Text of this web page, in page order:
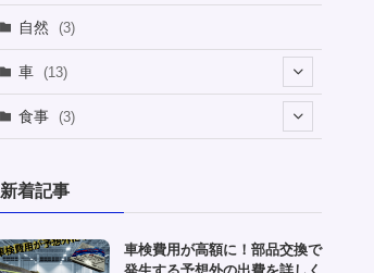
(4)
(1)
(2)
(1)
(6)
(2)(1)
自然 (3)
車 (13)
(1)
食事 (3)
(2)
新着記事
車検費用が高額に！部品交換で